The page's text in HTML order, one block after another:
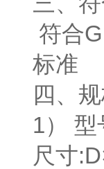
符合
标准
四、
1）
尺寸